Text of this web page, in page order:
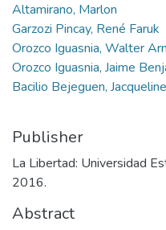
Altamirano, Marlon
Garzozi Pincay, René Faruk
Orozco Iguasnia, Walter
Orozco Iguasnia, Jaime
Bacilio Bejeguen,
Publisher
La Libertad: Universidad
2016.
Abstract